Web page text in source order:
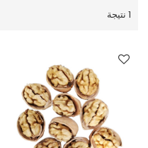
1 نتيجة